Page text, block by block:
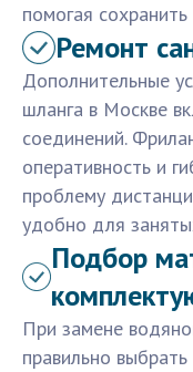
помогая
Ремонт
Дополнительные
шланга в Москве
соединений.
оперативность и
проблему
удобно для
Подбор
При замене
правильно